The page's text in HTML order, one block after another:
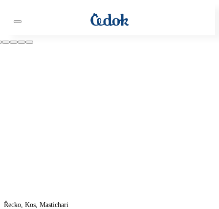
Řecko, Kos, Mastichari